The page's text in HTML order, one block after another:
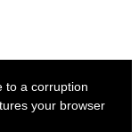
to a corruption
your browser